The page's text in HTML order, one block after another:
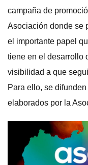
campaña de
Asociación donde se
el importante papel
tiene en el desarrollo
visibilidad a que
Para ello, se
elaborados por la